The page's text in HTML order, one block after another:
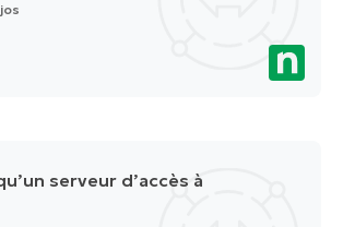
serveur d’accès à